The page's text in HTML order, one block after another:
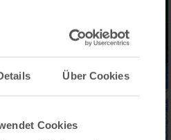
Über Cookies
Cookies